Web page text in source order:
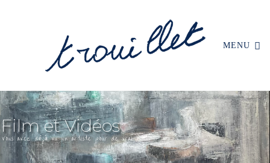
MENU